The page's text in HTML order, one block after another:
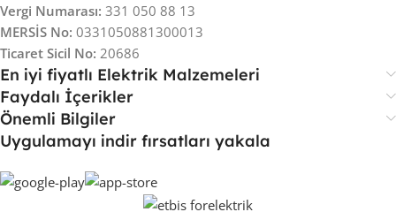
Vergi Numarası: 331 050 88 13
MERSİS No: 0331050881300013
Ticaret Sicil No: 20686
En iyi fiyatlı Elektrik Malzemeleri
Faydalı İçerikler
Önemli Bilgiler
Uygulamayı indir fırsatları yakala